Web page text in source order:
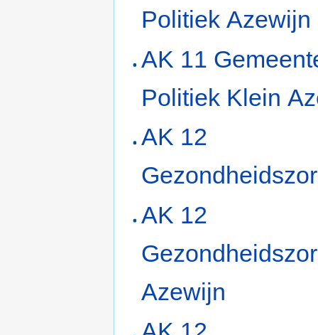
Politiek Azewijn
AK 11
Politiek Klein
AK 12
AK 12
Azewijn